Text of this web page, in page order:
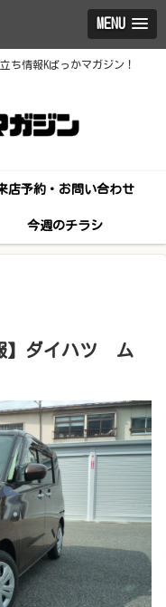
MENU
ち情報Kばっかマガジン！
店予約・お問い合わせ
今週のチラシ
】ダイハツ ム